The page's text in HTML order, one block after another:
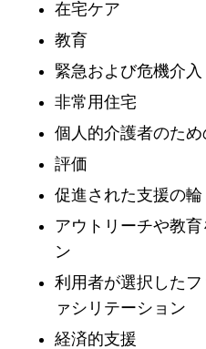
在宅ケア
教育
緊急および危機介入
非常用住宅
個人的介護者のた
評価
促進された支援の輪
アウトリーチや教
ン
利用者が選択した
ァシリテーション
経済的支援